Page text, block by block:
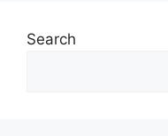
Search